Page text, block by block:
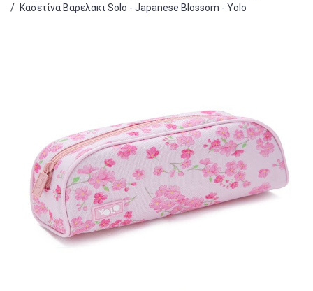
/ Κασετίνα Βαρελάκι Solo - Japanese Blossom - Yolo